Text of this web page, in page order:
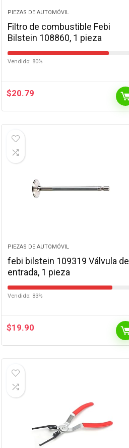
PIEZAS DE AUTOMÓVIL
Filtro de combustible Febi
Bilstein 108860, 1 pieza
Vendido: 80%
$20.79
PIEZAS DE AUTOMÓVIL
febi bilstein 109319 Válvula de
entrada, 1 pieza
Vendido: 83%
$19.90